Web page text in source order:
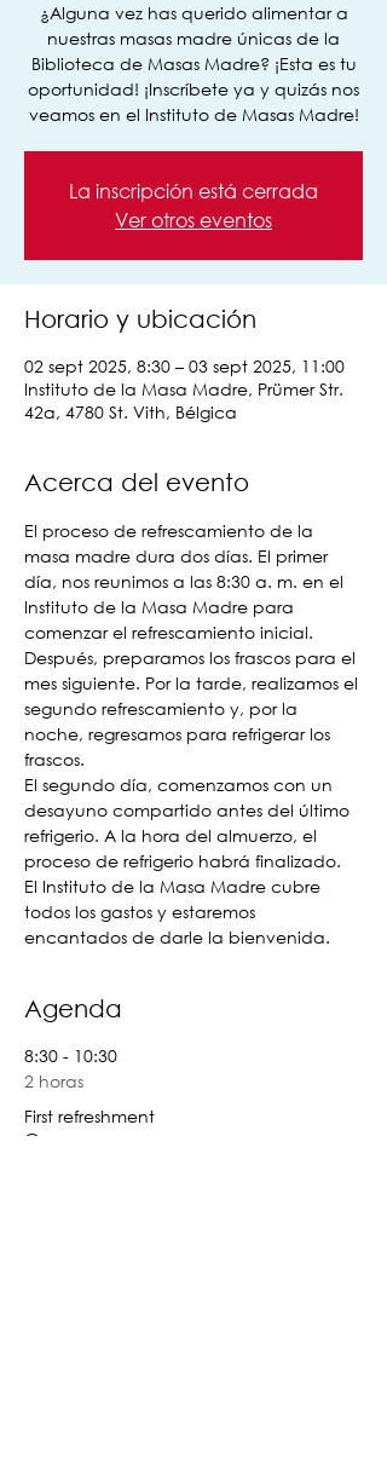
¿Alguna vez has querido alimentar a
nuestras masas madre únicas de la
Biblioteca de Masas Madre? ¡Esta es tu
oportunidad! ¡Inscríbete ya y quizás nos
veamos en el Instituto de Masas Madre!
La inscripción está cerrada
Ver otros eventos
Horario y ubicación
02 sept 2025, 8:30 – 03 sept 2025, 11:00
Instituto de la Masa Madre, Prümer Str.
42a, 4780 St. Vith, Bélgica
Acerca del evento
El proceso de refrescamiento de la
masa madre dura dos días. El primer
día, nos reunimos a las 8:30 a. m. en el
Instituto de la Masa Madre para
comenzar el refrescamiento inicial.
Después, preparamos los frascos para el
mes siguiente. Por la tarde, realizamos el
segundo refrescamiento y, por la
noche, regresamos para refrigerar los
frascos.
El segundo día, comenzamos con un
desayuno compartido antes del último
refrigerio. A la hora del almuerzo, el
proceso de refrigerio habrá finalizado.
El Instituto de la Masa Madre cubre
todos los gastos y estaremos
encantados de darle la bienvenida.
Agenda
8:30 - 10:30
2 horas
First refreshment